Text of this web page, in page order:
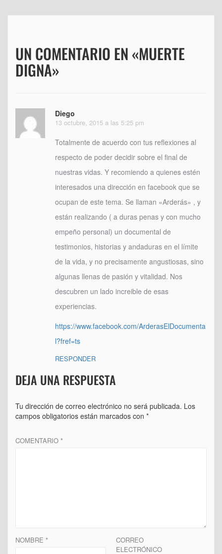
UN COMENTARIO EN «MUERTE
DIGNA»
Diego
13 octubre, 2015 a las 5:25 pm
Totalmente de acuerdo con tus reflexiones al
respecto de poder decidir sobre el final de
nuestras vidas. Y recomiendo a quienes estén
interesados una dirección en facebook que se
ocupan de este tema. Se llaman «Arderás» , y
están realizando ( a duras penas y con mucho
empeño personal) un documental de
testimonios, historias y andaduras en el límite
de la vida, y no precisamente angustiosas, sino
algunas llenas de pasión y vitalidad. Nos
descubren un lado increible de esas
experiencias.
https://www.facebook.com/ArderasElDocumenta
l?fref=ts
RESPONDER
DEJA UNA RESPUESTA
Tu dirección de correo electrónico no será publicada. Los
campos obligatorios están marcados con *
COMENTARIO *
NOMBRE *
CORREO
ELECTRÓNICO